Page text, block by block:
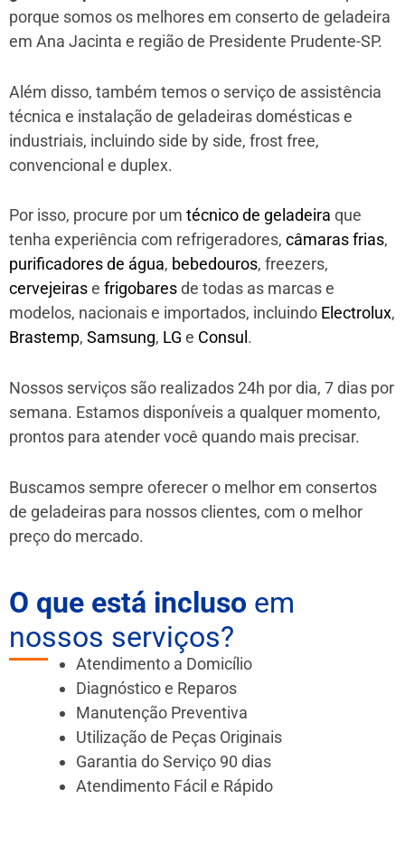
porque somos os melhores em conserto de geladeira
em Ana Jacinta e região de Presidente Prudente-SP.
Além disso, também temos o serviço de assistência
técnica e instalação de geladeiras domésticas e
industriais, incluindo side by side, frost free,
convencional e duplex.
Por isso, procure por um técnico de geladeira que
tenha experiência com refrigeradores, câmaras frias,
purificadores de água, bebedouros, freezers,
cervejeirase frigobaresde todas as marcas e
modelos, nacionais e importados, incluindo Electrolux,
Brastemp, Samsung, LG e Consul .
Nossos serviços são realizados 24h por dia, 7 dias por
semana. Estamos disponíveis a qualquer momento,
prontos para atender você quando mais precisar.
Buscamos sempre oferecer o melhor em consertos
de geladeiras para nossos clientes, com o melhor
preço do mercado.
O que está incluso em
nossos serviços?
Atendimento a Domicílio
Diagnóstico e Reparos
Manutenção Preventiva
Utilização de Peças Originais
Garantia do Serviço 90 dias
Atendimento Fácil e Rápido